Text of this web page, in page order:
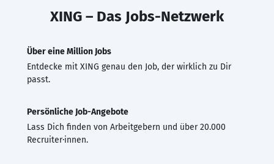
XING – Das Jobs-Netzwerk
Über eine Million Jobs
Entdecke mit XING genau den Job, der wirklich zu Dir
passt.
Persönliche Job-Angebote
Lass Dich finden von Arbeitgebern und über 20.000
Recruiter·innen.